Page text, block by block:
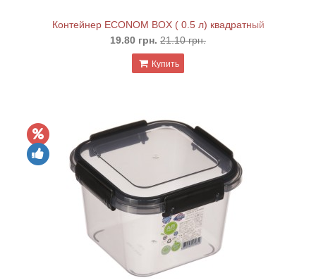
Контейнер ECONOM BOX ( 0.5 л) квадратный
19.80 грн. 21.10 грн.
Купить